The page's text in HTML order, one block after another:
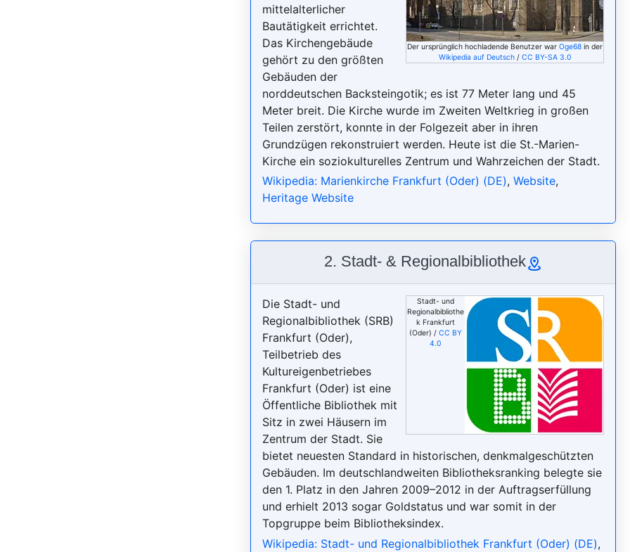
Der ursprünglich hochladende Benutzer warOge68 in der
Wikipedia auf Deutsch/ CC BY-SA 3.0
mittelalterlicher
Bautätigkeit errichtet.
Das Kirchengebäude
gehört zu den größten
Gebäuden der
norddeutschen Backsteingotik; es ist 77 Meter lang und 45
Meter breit. Die Kirche wurde im Zweiten Weltkrieg in großen
Teilen zerstört, konnte in der Folgezeit aber in ihren
Grundzügen rekonstruiert werden. Heute ist die St.-Marien-
Kirche ein soziokulturelles Zentrum und Wahrzeichen der Stadt.
Wikipedia: Marienkirche Frankfurt (Oder) (DE), Website,
Heritage Website
2. Stadt- & Regionalbibliothek
Stadt- und
Regionalbibliothe
k Frankfurt
(Oder) /CC BY
4.0
Die Stadt- und
Regionalbibliothek (SRB)
Frankfurt (Oder),
Teilbetrieb des
Kultureigenbetriebes
Frankfurt (Oder) ist eine
Öffentliche Bibliothek mit
Sitz in zwei Häusern im
Zentrum der Stadt. Sie
bietet neuesten Standard in historischen, denkmalgeschützten
Gebäuden. Im deutschlandweiten Bibliotheksranking belegte sie
den 1. Platz in den Jahren 2009–2012 in der Auftragserfüllung
und erhielt 2013 sogar Goldstatus und war somit in der
Topgruppe beim Bibliotheksindex.
Wikipedia: Stadt- und Regionalbibliothek Frankfurt (Oder) (DE),